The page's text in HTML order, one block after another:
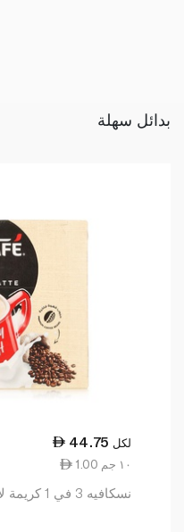
بدائل سهلة
44.75 لكل
1.00 ١٠ جم
نسكافيه 3 في 1 كريمة لاتيه 20 × 22.5 غرام